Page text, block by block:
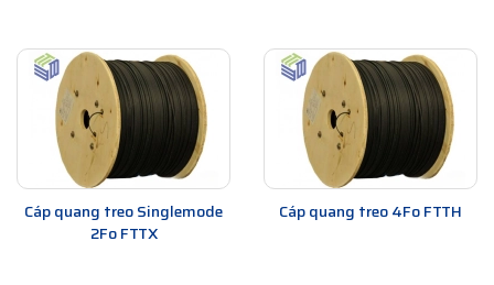
Cáp quang treo Singlemode
2Fo FTTX
Cáp quang treo 4Fo FTTH